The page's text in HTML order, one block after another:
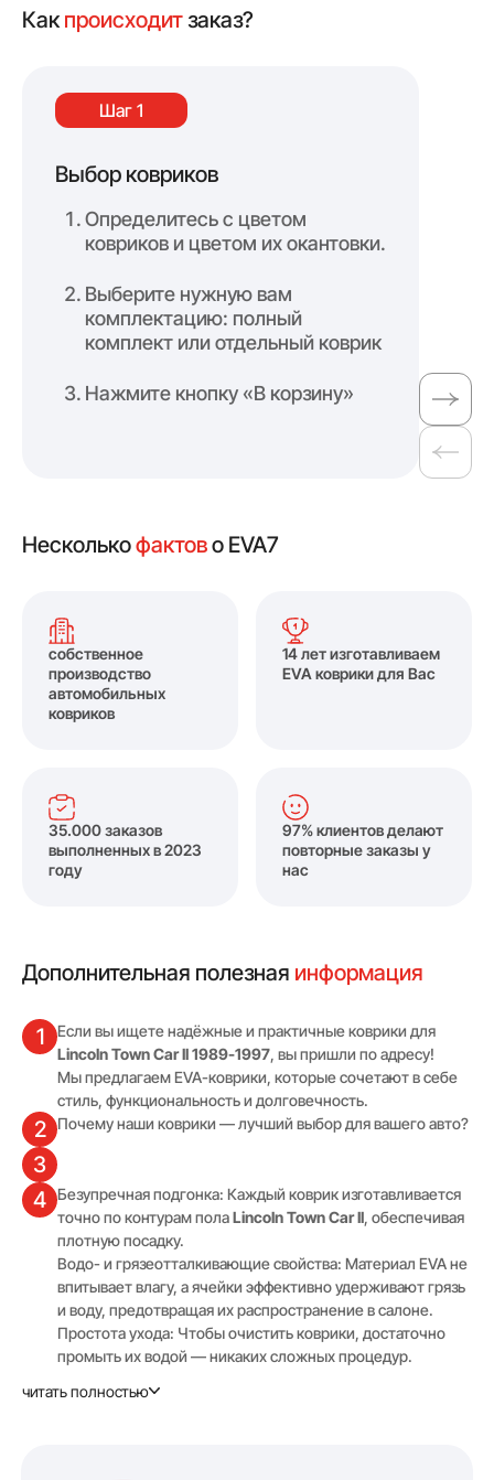
Какпроисходитзаказ?
Шаг 1
Выбор ковриков
Определитесь с цветом
ковриков и цветом их окантовки.
Выберите нужную вам
комплектацию: полный
комплект или отдельный коврик
Нажмите кнопку «В корзину»
Несколькофактово EVA7
собственное
производство
автомобильных
ковриков
14 лет изготавливаем
EVA коврики для Вас
35.000 заказов
выполненных в 2023
году
97% клиентов делают
повторные заказы у
нас
Дополнительная полезная информация
2 Почему наши коврики — лучший выбор для вашего авто?
3
4 Безупречная подгонка: Каждый коврик изготавливается
точно по контурам полаLincoln Town Car II, обеспечивая
плотную посадку.
Водо- и грязеотталкивающие свойства: Материал EVA не
впитывает влагу, а ячейки эффективно удерживают грязь
и воду, предотвращая их распространение в салоне.
Простота ухода: Чтобы очистить коврики, достаточно
промыть их водой — никаких сложных процедур.
свою форму и эластичность при любых погодных
1
Если вы ищете надёжные и практичные коврики для
Lincoln Town Car II 1989-1997, вы пришли по адресу!
Мы предлагаем EVA-коврики, которые сочетают в себе
стиль, функциональность и долговечность.
читать полностью